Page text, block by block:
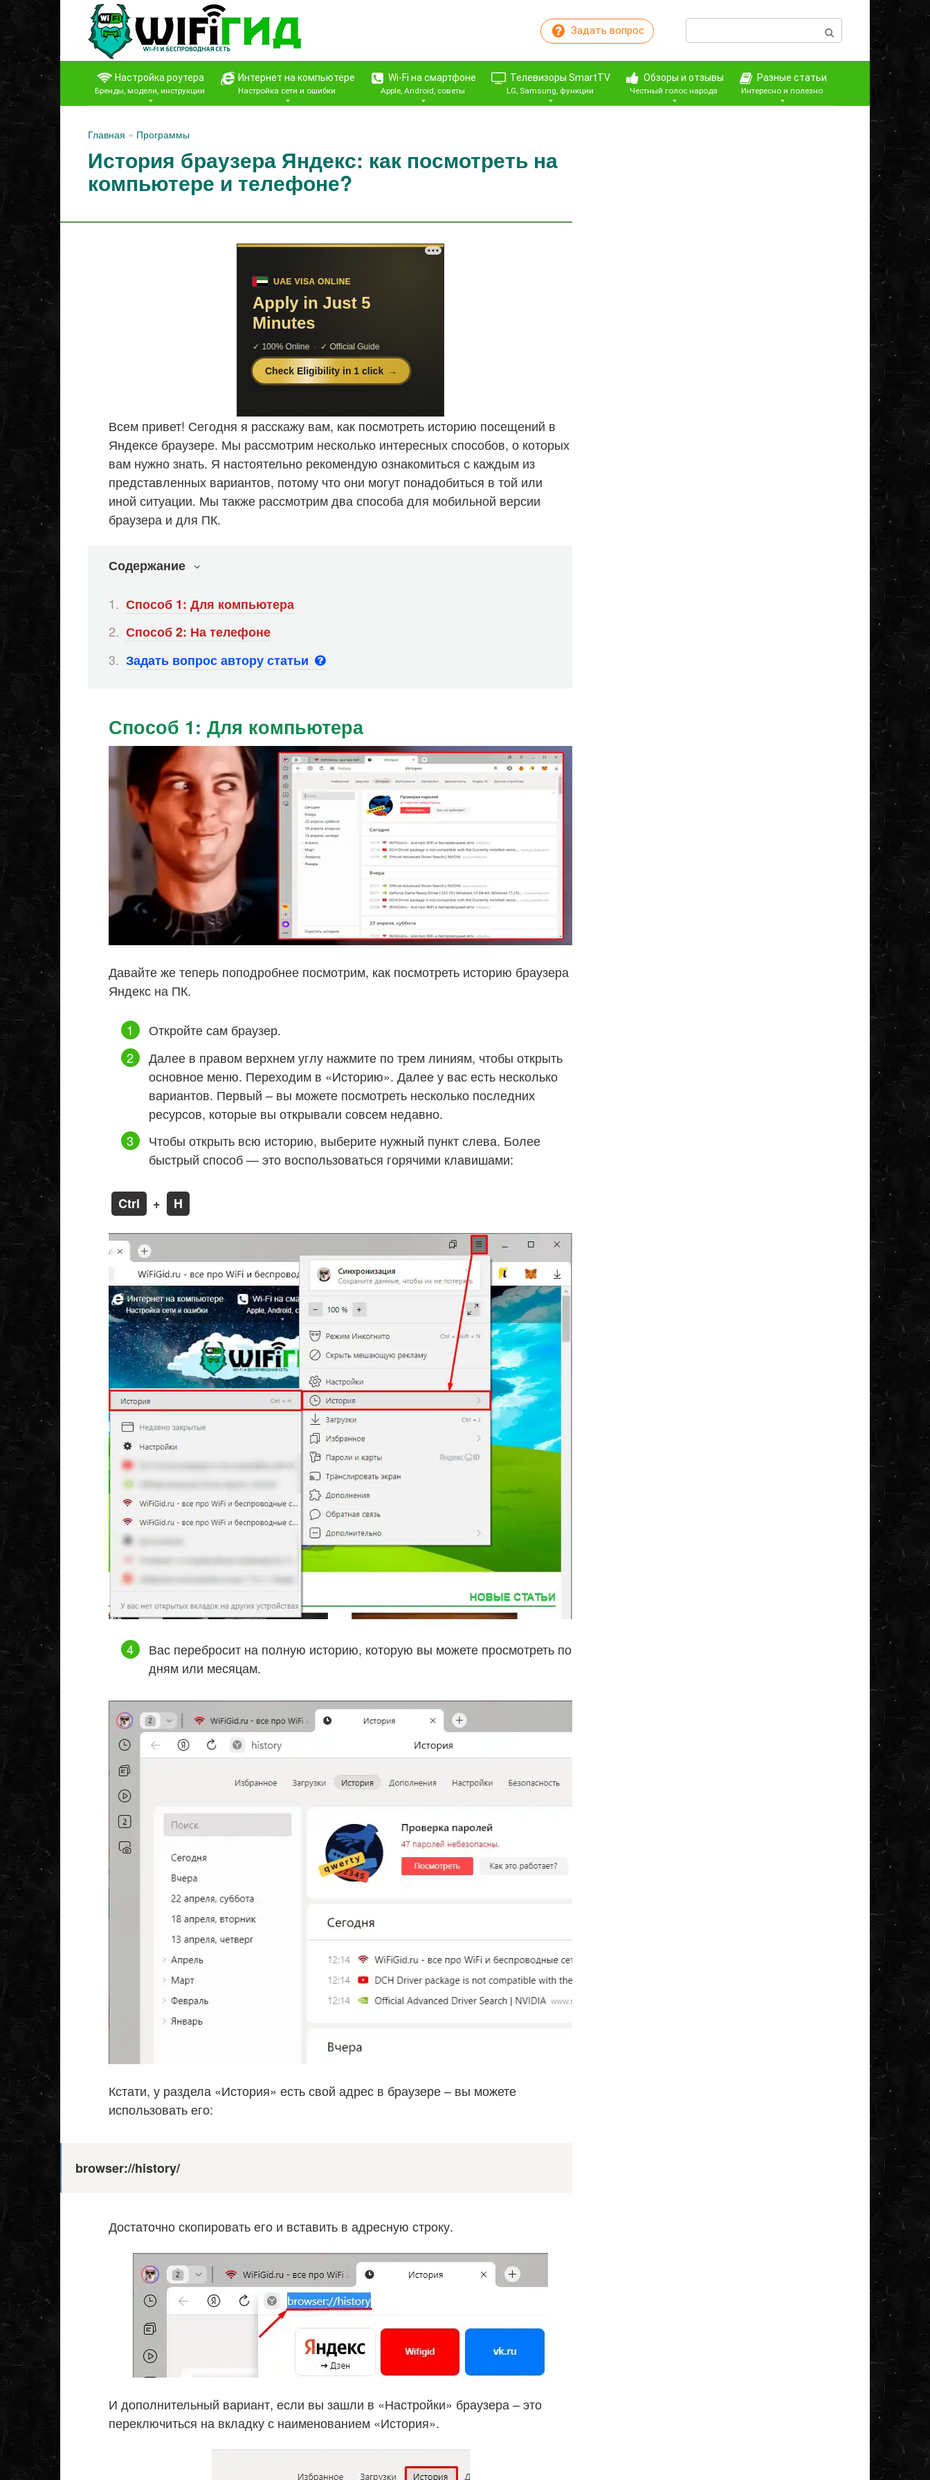
Перейти
контенту
Задать вопрос Поиск:
Настройка роутера
Бренды, модели, инструкции
Интернет на компьютере
Настройка сети и ошибки
Wi-Fi на смартфоне
Apple, Android, советы
Телевизоры SmartTV
LG, Samsung, функции
Обзоры и отзывы
Честный голос народа
Разные статьи
Интересно и полезно
Главная » Программы
История браузера Яндекс: как посмотреть на
компьютере и телефоне?
Всем привет! Сегодня я расскажу вам, как посмотреть историю посещений в
Яндексе браузере. Мы рассмотрим несколько интересных способов, о которых
вам нужно знать. Я настоятельно рекомендую ознакомиться с каждым из
представленных вариантов, потому что они могут понадобиться в той или
иной ситуации. Мы также рассмотрим два способа для мобильной версии
браузера и для ПК.
Содержание
Способ 1: Для компьютера
Способ 2: На телефоне
Задать вопрос автору статьи
Способ 1: Для компьютера
Давайте же теперь поподробнее посмотрим, как посмотреть историю браузера
Яндекс на ПК.
Откройте сам браузер.
Далее в правом верхнем углу нажмите по трем линиям, чтобы открыть
основное меню. Переходим в «Историю». Далее у вас есть несколько
вариантов. Первый – вы можете посмотреть несколько последних
ресурсов, которые вы открывали совсем недавно.
Чтобы открыть всю историю, выберите нужный пункт слева. Более
быстрый способ — это воспользоваться горячими клавишами:
Ctrl + H
Вас перебросит на полную историю, которую вы можете просмотреть по
дням или месяцам.
Кстати, у раздела «История» есть свой адрес в браузере – вы можете
использовать его:
browser://history/
Достаточно скопировать его и вставить в адресную строку.
И дополнительный вариант, если вы зашли в «Настройки» браузера – это
переключиться на вкладку с наименованием «История».